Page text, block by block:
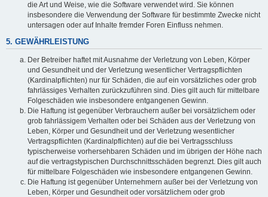
die Art und Weise, wie die Software verwendet wird. Sie können
insbesondere die Verwendung der Software für bestimmte Zwecke nicht
untersagen oder auf Inhalte fremder Foren Einfluss nehmen.
5. GEWÄHRLEISTUNG
Der Betreiber haftet mit Ausnahme der Verletzung von Leben, Körper
und Gesundheit und der Verletzung wesentlicher Vertragspflichten
(Kardinalpflichten) nur für Schäden, die auf ein vorsätzliches oder grob
fahrlässiges Verhalten zurückzuführen sind. Dies gilt auch für mittelbare
Folgeschäden wie insbesondere entgangenen Gewinn.
Die Haftung ist gegenüber Verbrauchern außer bei vorsätzlichem oder
grob fahrlässigem Verhalten oder bei Schäden aus der Verletzung von
Leben, Körper und Gesundheit und der Verletzung wesentlicher
Vertragspflichten (Kardinalpflichten) auf die bei Vertragsschluss
typischerweise vorhersehbaren Schäden und im übrigen der Höhe nach
auf die vertragstypischen Durchschnittsschäden begrenzt. Dies gilt auch
für mittelbare Folgeschäden wie insbesondere entgangenen Gewinn.
Die Haftung ist gegenüber Unternehmern außer bei der Verletzung von
Leben, Körper und Gesundheit oder vorsätzlichem oder grob